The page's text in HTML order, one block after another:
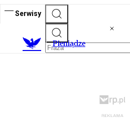
Serwisy
Pieniądze